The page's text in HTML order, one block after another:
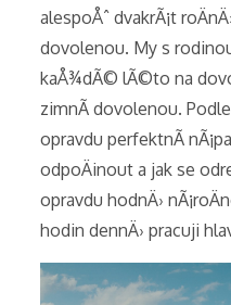
alespoÅˆ dvakrÃ¡t
dovolenou. My s
kaÅ¾dÃ© lÃ©to na
zimnÃ­ dovolenou.
opravdu perfektnÃ­
odpoÄinout a jak se
opravdu hodnÄ›
hodin dennÄ› pracuji